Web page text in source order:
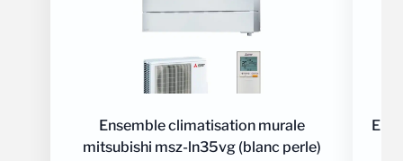
Ensemble climatisation murale
mitsubishi msz-ln35vg (blanc perle)